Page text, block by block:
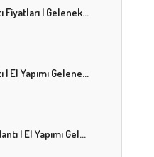
Bodrum Mantı Fiyatları | Geleneksel Türk Mantısı Online Sipariş
Bodrum Mantı | El Yapımı Geleneksel Mantı Lezzeti
Kayseri Boş Mantı | El Yapımı Geleneksel Fırınlanmış Mantı